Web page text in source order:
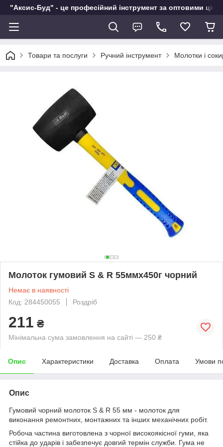
"Аксис-Буд" - це професійний інструмент за оптовими
Товари та послуги Ручний інструмент Молотки і
Молоток гумовий S & R 55ммх450г чорний
Немає в наявності
Код: 284450055
Роздріб
211 ₴
Мінімальна сума замовлення на сайті — 250 ₴
Опис Характеристики Доставка Оплата Умови
Опис
Гумовий чорний молоток S & R 55 мм - молоток для
виконання ремонтних, монтажних та інших механічних робіт.
Робоча частина виготовлена з чорної високоякісної гуми, яка
стійка до ударів і забезпечує довгий термін служби. Гума не